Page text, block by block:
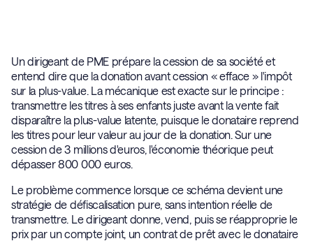
Un dirigeant de PME prépare la cession de sa société et
entend dire que la donation avant cession « efface » l'impôt
sur la plus-value. La mécanique est exacte sur le principe :
transmettre les titres à ses enfants juste avant la vente fait
disparaître la plus-value latente, puisque le donataire reprend
les titres pour leur valeur au jour de la donation. Sur une
cession de 3 millions d'euros, l'économie théorique peut
dépasser 800 000 euros.
Le problème commence lorsque ce schéma devient une
stratégie de défiscalisation pure, sans intention réelle de
transmettre. Le dirigeant donne, vend, puis se réapproprie le
prix par un compte joint, un contrat de prêt avec le donataire